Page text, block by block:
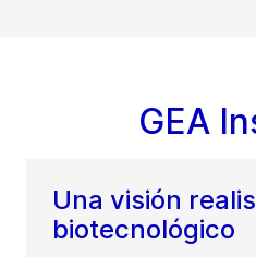
GEA
Una visión
biotecnológico